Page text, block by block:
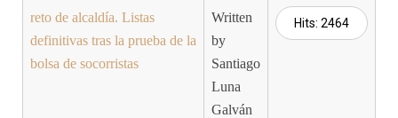
reto de alcaldía. Listas
definitivas tras la prueba de la
bolsa de socorristas
Written
by
Santiago
Luna
Galván
Hits: 2464